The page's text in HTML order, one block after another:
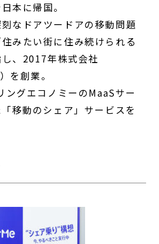
本に帰国。
なドアツードアの移動問題
みたい街に住み続けられる
、2017年株式会社
を創業。
グエコノミーのMaaSサー
移動のシェア」サービスを